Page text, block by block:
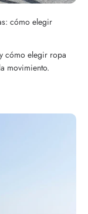
cómo elegir
cómo elegir ropa
movimiento.